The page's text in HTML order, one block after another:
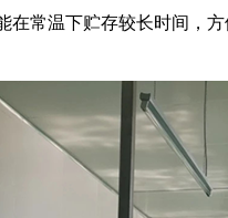
在常温下贮存较长时间，